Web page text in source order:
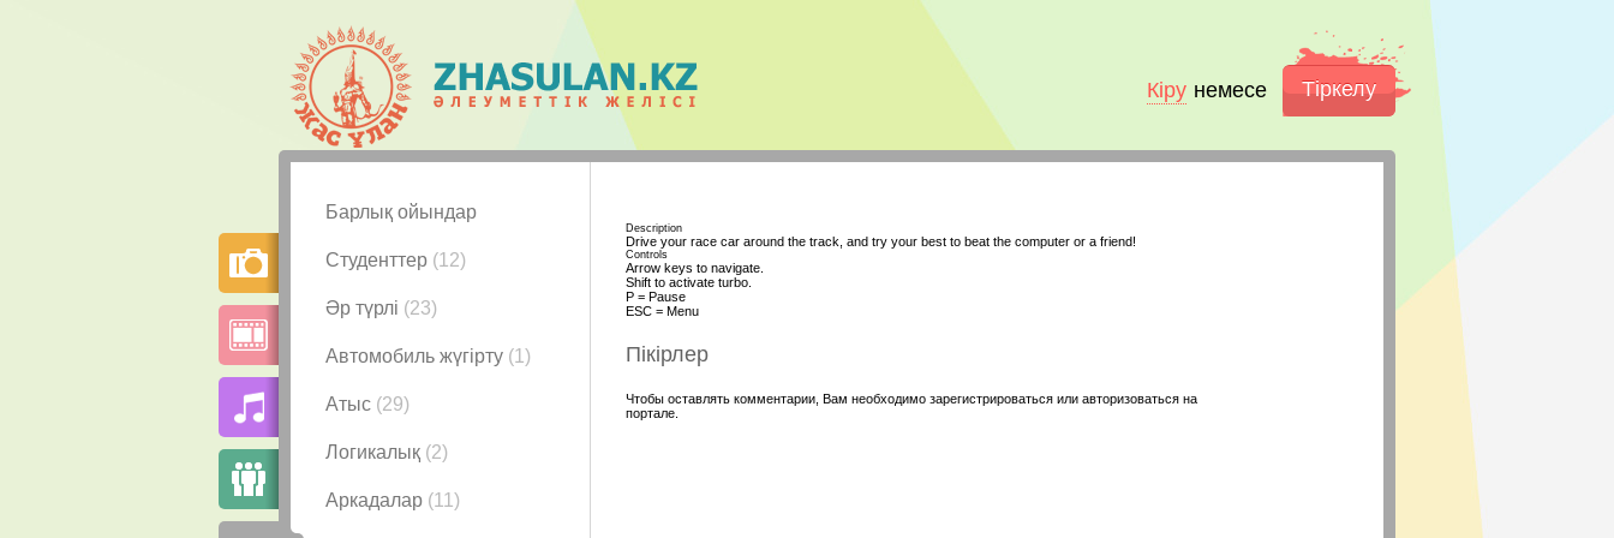
Кіру немесе Тіркелу
Барлық ойындар
Студенттер (12)
Әр түрлі (23)
Автомобиль жүгірту (1)
Атыс (29)
Логикалық (2)
Аркадалар (11)
Description
Drive your race car around the track, and try your best to beat the computer or a friend!
Controls
Arrow keys to navigate.
Shift to activate turbo.
P = Pause
ESC = Menu
Пікірлер
Чтобы оставлять комментарии, Вам необходимо зарегистрироваться или авторизоваться на
портале.